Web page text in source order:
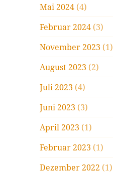
Mai 2024 (4)
Februar 2024 (3)
November 2023 (1)
August 2023 (2)
Juli 2023 (4)
Juni 2023 (3)
April 2023 (1)
Februar 2023 (1)
Dezember 2022 (1)